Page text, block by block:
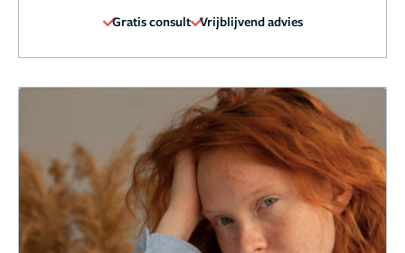
Gratis consult Vrijblijvend advies